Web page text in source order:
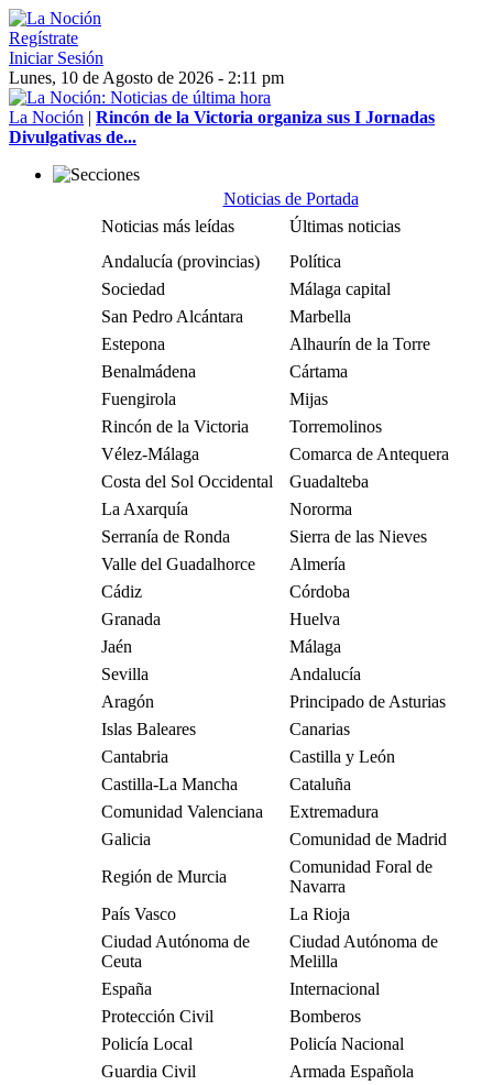
Regístrate
Iniciar Sesión
Lunes, 10 de Agosto de 2026 - 2:11 pm
La Noción | Rincón de la Victoria organiza sus I Jornadas
Divulgativas de...
Noticias de Portada
Noticias más leídas
Últimas noticias
Andalucía (provincias)
Política
Sociedad
Málaga capital
San Pedro Alcántara
Marbella
Estepona
Alhaurín de la Torre
Benalmádena
Cártama
Fuengirola
Mijas
Rincón de la Victoria
Torremolinos
Vélez-Málaga
Comarca de Antequera
Costa del Sol Occidental
Guadalteba
La Axarquía
Nororma
Serranía de Ronda
Sierra de las Nieves
Valle del Guadalhorce
Almería
Cádiz
Córdoba
Granada
Huelva
Jaén
Málaga
Sevilla
Andalucía
Aragón
Principado de Asturias
Islas Baleares
Canarias
Cantabria
Castilla y León
Castilla-La Mancha
Cataluña
Comunidad Valenciana
Extremadura
Galicia
Comunidad de Madrid
Región de Murcia
Comunidad Foral de
Navarra
País Vasco
La Rioja
Ciudad Autónoma de
Ceuta
Ciudad Autónoma de
Melilla
España
Internacional
Protección Civil
Bomberos
Policía Local
Policía Nacional
Guardia Civil
Armada Española